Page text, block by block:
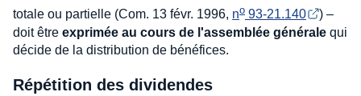
totale ou partielle (Com. 13 févr. 1996, no 93-21.140
) –
doit être exprimée au cours de l'assemblée générale qui
décide de la distribution de bénéfices.
Répétition des dividendes